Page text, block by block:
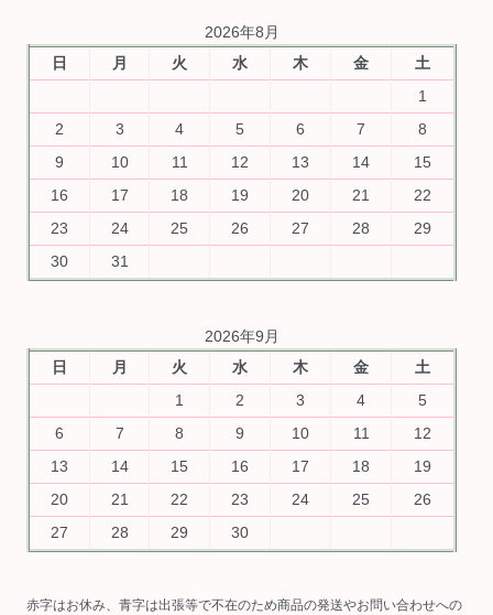
2026年8月
日
月 火 水 木 金
土
1
2
3 4 5 6 7
8
9
10 11 12 13 14
15
16
17 18 19 20 21
22
23
24 25 26 27 28
29
30
31
2026年9月
日
月 火 水 木 金
土
1
2 3 4
5
6
7 8 9 10 11
12
13
14 15 16 17 18
19
20
21 22 23 24 25
26
27
28 29 30
赤字はお休み、青字は出張等で不在のため商品の発送やお問い合わせへの